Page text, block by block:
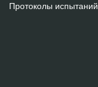
Протоколы испытаний